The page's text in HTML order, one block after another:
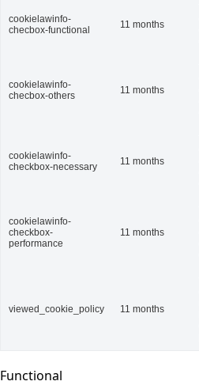
cookielawinfo-
checbox-functional
11 months
cookielawinfo-
checbox-others
11 months
cookielawinfo-
checkbox-necessary
11 months
cookielawinfo-
checkbox-
performance
11 months
viewed_cookie_policy 11 months
Functional